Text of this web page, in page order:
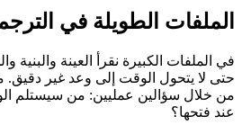
الملفات الطويلة في
في الملفات الكبيرة نقرأ العينة والبنية
حتى لا يتحول الوقت إلى وعد غير دقيق.
من خلال سؤالين عمليين: من سيستلم
عند فتحها؟